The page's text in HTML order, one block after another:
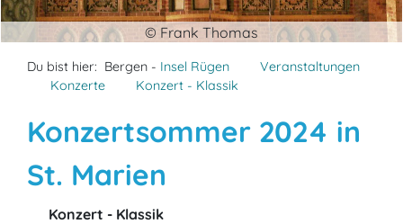
© Frank Thomas
Du bist hier: Bergen - Insel Rügen
Veranstaltungen
Konzerte
Konzert - Klassik
Konzertsommer 2024 in
St. Marien
Konzert - Klassik